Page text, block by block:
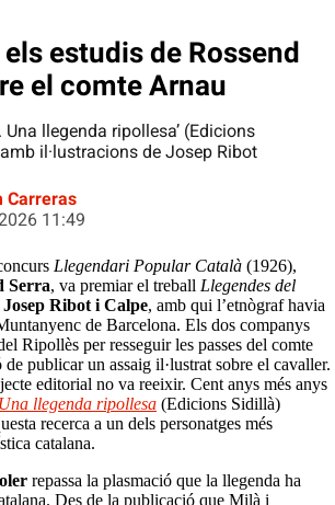
estudis de Rossend
el comte Arnau
Una llegenda ripollesa’ (Edicions
il·lustracions de Josep Ribot
Carreras
11:49
Llegendari Popular Català (1926),
Serra, va premiar el treball Llegendes del
Josep Ribot i Calpe, amb qui l’etnògraf havia
de Barcelona. Els dos companys
Ripollès per resseguir les passes del comte
publicar un assaig il·lustrat sobre el cavaller.
editorial no va reeixir. Cent anys més anys
llegenda ripollesa (Edicions Sidillà)
recerca a un dels personatges més
catalana.
repassa la plasmació que la llegenda ha
Des de la publicació que Milà i